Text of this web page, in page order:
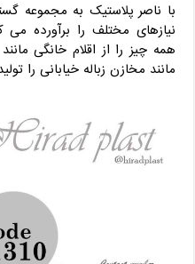
با ناصر پلاستیک به مجموعه
نیازهای مختلف را برآورده
همه چیز را از اقلام خانگی
مانند مخازن زباله خیابانی را